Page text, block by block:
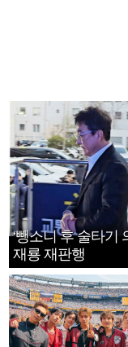
‘뺑소니 후 술타기
재룡 재판행